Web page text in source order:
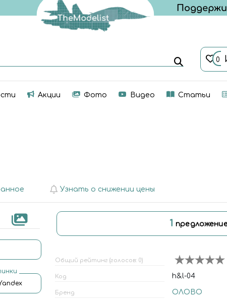
0
Акции Фото Видео Статьи
Узнать о снижении цены
1
Общий рейтинг (голосов: 0)
Код h&l-04
Бренд ОЛОВО